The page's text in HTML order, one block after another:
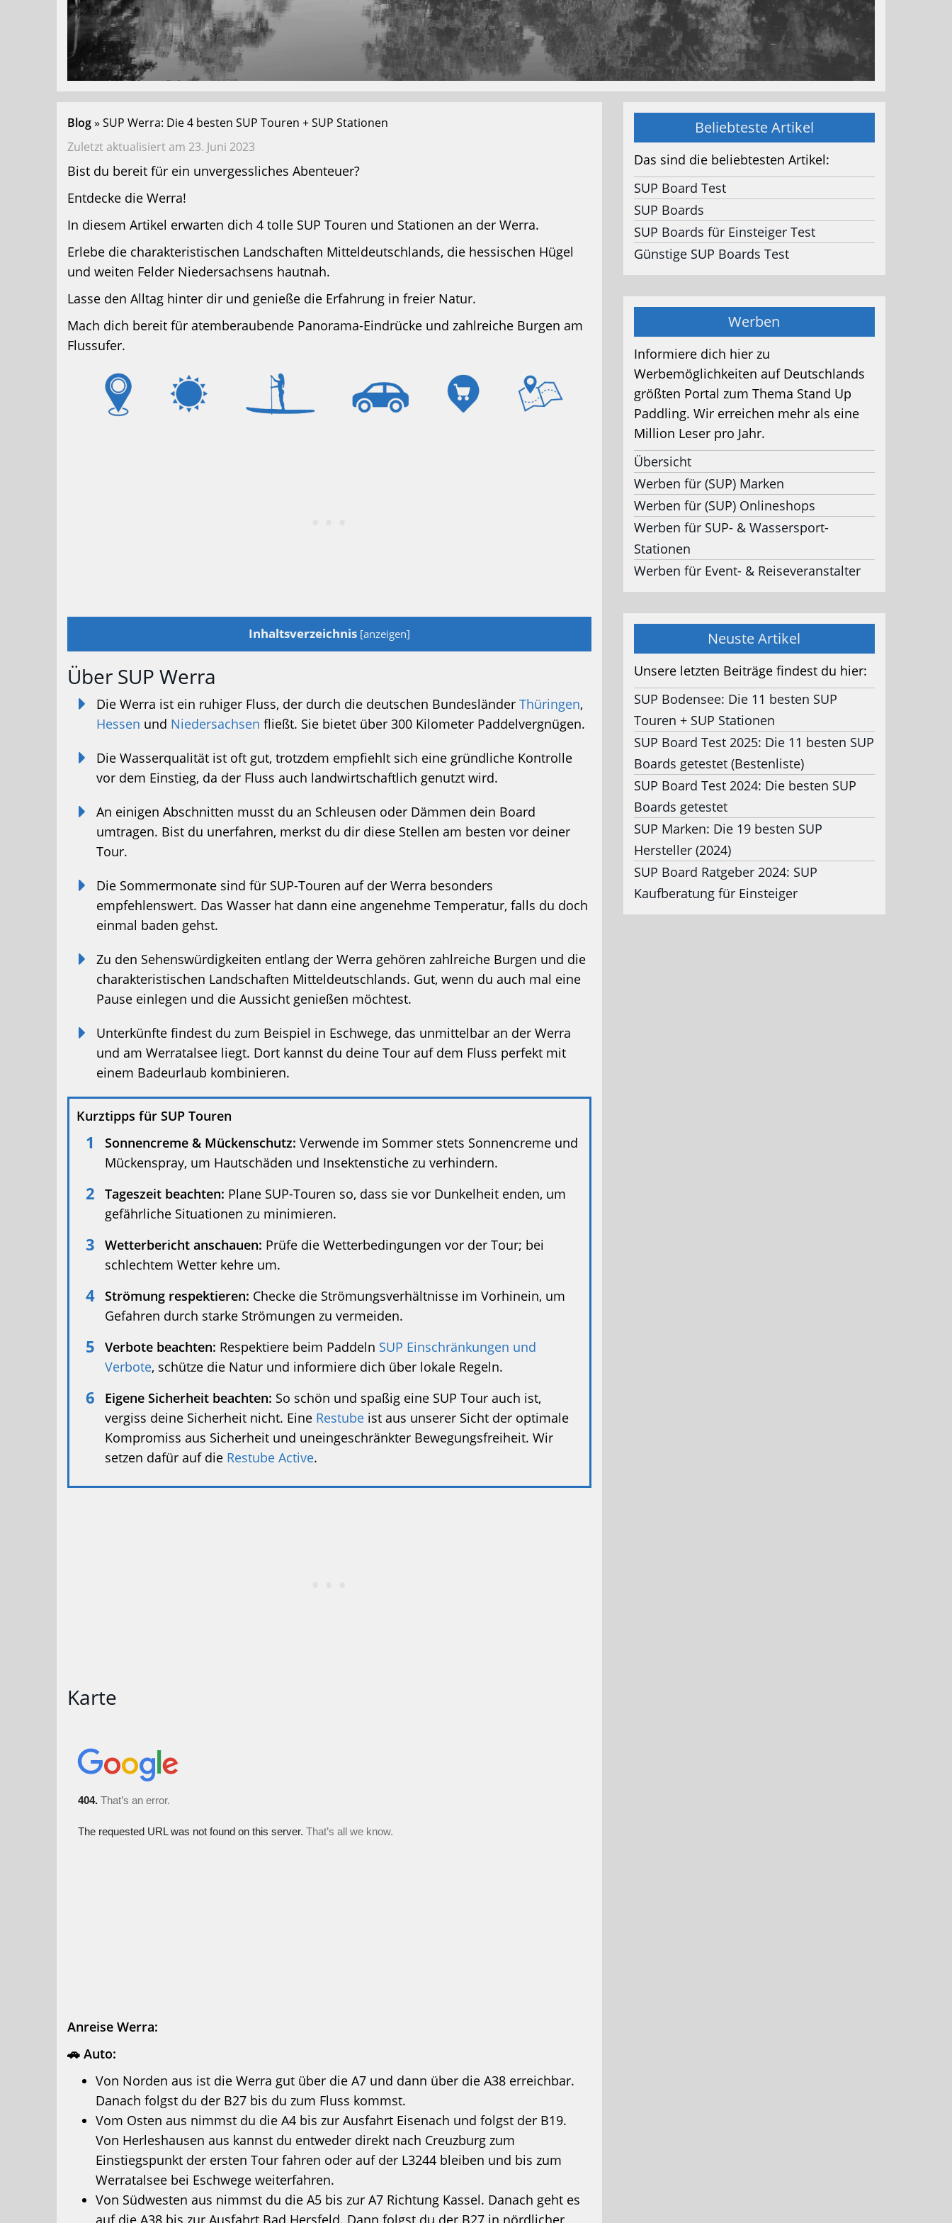
Blog
SUP Werra: Die 4 besten SUP Touren + SUP Stationen
Zuletzt aktualisiert am 23. Juni 2023
Bist du bereit für ein unvergessliches Abenteuer?
Entdecke die Werra!
In diesem Artikel erwarten dich 4 tolle SUP Touren und Stationen an der Werra.
Erlebe die charakteristischen Landschaften Mitteldeutschlands, die hessischen Hügel
und weiten Felder Niedersachsens hautnah.
Lasse den Alltag hinter dir und genieße die Erfahrung in freier Natur.
Mach dich bereit für atemberaubende Panorama-Eindrücke und zahlreiche Burgen am
Flussufer.
Inhaltsverzeichnis [anzeigen]
Über SUP Werra
Die Werra ist ein ruhiger Fluss, der durch die deutschen Bundesländer Thüringen,
Hessen und Niedersachsen fließt. Sie bietet über 300 Kilometer Paddelvergnügen.
Die Wasserqualität ist oft gut, trotzdem empfiehlt sich eine gründliche Kontrolle
vor dem Einstieg, da der Fluss auch landwirtschaftlich genutzt wird.
An einigen Abschnitten musst du an Schleusen oder Dämmen dein Board
umtragen. Bist du unerfahren, merkst du dir diese Stellen am besten vor deiner
Tour.
Die Sommermonate sind für SUP-Touren auf der Werra besonders
empfehlenswert. Das Wasser hat dann eine angenehme Temperatur, falls du doch
einmal baden gehst.
Zu den Sehenswürdigkeiten entlang der Werra gehören zahlreiche Burgen und die
charakteristischen Landschaften Mitteldeutschlands. Gut, wenn du auch mal eine
Pause einlegen und die Aussicht genießen möchtest.
Unterkünfte findest du zum Beispiel in Eschwege, das unmittelbar an der Werra
und am Werratalsee liegt. Dort kannst du deine Tour auf dem Fluss perfekt mit
einem Badeurlaub kombinieren.
Kurztipps für SUP Touren
Sonnencreme & Mückenschutz: Verwende im Sommer stets Sonnencreme und
Mückenspray, um Hautschäden und Insektenstiche zu verhindern.
Tageszeit beachten: Plane SUP-Touren so, dass sie vor Dunkelheit enden, um
gefährliche Situationen zu minimieren.
Wetterbericht anschauen: Prüfe die Wetterbedingungen vor der Tour; bei
schlechtem Wetter kehre um.
Strömung respektieren: Checke die Strömungsverhältnisse im Vorhinein, um
Gefahren durch starke Strömungen zu vermeiden.
Verbote beachten: Respektiere beim Paddeln SUP Einschränkungen und
Verbote, schütze die Natur und informiere dich über lokale Regeln.
Eigene Sicherheit beachten: So schön und spaßig eine SUP Tour auch ist,
vergiss deine Sicherheit nicht. Eine Restubeist aus unserer Sicht der optimale
Kompromiss aus Sicherheit und uneingeschränkter Bewegungsfreiheit. Wir
setzen dafür auf die Restube Active.
Karte
Anreise Werra:
🚗 Auto:
Von Norden aus ist die Werra gut über die A7 und dann über die A38 erreichbar.
Danach folgst du der B27 bis du zum Fluss kommst.
Vom Osten aus nimmst du die A4 bis zur Ausfahrt Eisenach und folgst der B19.
Von Herleshausen aus kannst du entweder direkt nach Creuzburg zum
Einstiegspunkt der ersten Tour fahren oder auf der L3244 bleiben und bis zum
Werratalsee bei Eschwege weiterfahren.
Von Südwesten aus nimmst du die A5 bis zur A7 Richtung Kassel. Danach geht es
auf die A38 bis zur Ausfahrt Bad Hersfeld. Dann folgst du der B27 in nördlicher
Beliebteste Artikel
Das sind die beliebtesten Artikel:
SUP Board Test
SUP Boards
SUP Boards für Einsteiger Test
Günstige SUP Boards Test
Werben
Informiere dich hier zu
Werbemöglichkeiten auf Deutschlands
größten Portal zum Thema Stand Up
Paddling. Wir erreichen mehr als eine
Million Leser pro Jahr.
Übersicht
Werben für (SUP) Marken
Werben für (SUP) Onlineshops
Werben für SUP- & Wassersport-
Stationen
Werben für Event- & Reiseveranstalter
Neuste Artikel
Unsere letzten Beiträge findest du hier:
SUP Bodensee: Die 11 besten SUP
Touren + SUP Stationen
SUP Board Test 2025: Die 11 besten SUP
Boards getestet (Bestenliste)
SUP Board Test 2024: Die besten SUP
Boards getestet
SUP Marken: Die 19 besten SUP
Hersteller (2024)
SUP Board Ratgeber 2024: SUP
Kaufberatung für Einsteiger
Jetzt Bluefin Angebote ansehen